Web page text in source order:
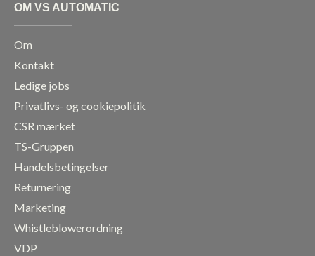
OM VS AUTOMATIC
Om
Kontakt
Ledige jobs
Privatlivs- og cookiepolitik
CSR mærket
TS-Gruppen
Handelsbetingelser
Returnering
Marketing
Whistleblowerordning
VDP